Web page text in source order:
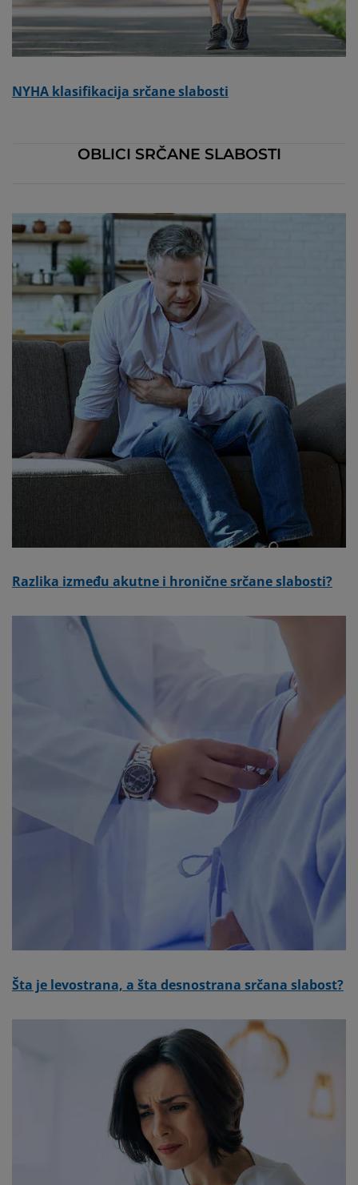
NYHA klasifikacija srčane slabosti
OBLICI SRČANE SLABOSTI
Razlika između akutne i hronične srčane slabosti?
Šta je levostrana, a šta desnostrana srčana slabost?